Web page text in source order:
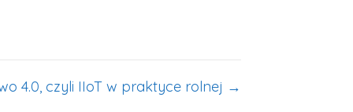
4.0, czyli IIoT w praktyce rolnej →